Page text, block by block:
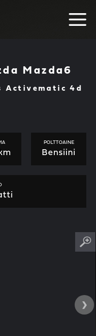
Mazda6
Activematic 4d
POLTTOAINE
Bensiini
›